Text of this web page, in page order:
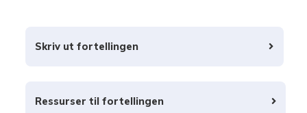
Skriv ut fortellingen
Ressurser til fortellingen